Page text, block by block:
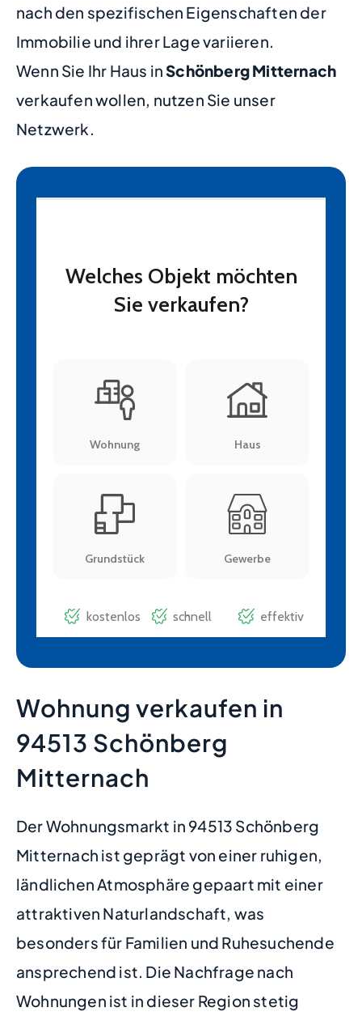
nach den spezifischen Eigenschaften der
Immobilie und ihrer Lage variieren.
Wenn Sie Ihr Haus inSchönberg Mitternach
verkaufen wollen, nutzen Sie unser
Netzwerk.
Wohnung verkaufen in
94513 Schönberg
Mitternach
Der Wohnungsmarkt in 94513 Schönberg
Mitternach ist geprägt von einer ruhigen,
ländlichen Atmosphäre gepaart mit einer
attraktiven Naturlandschaft, was
besonders für Familien und Ruhesuchende
ansprechend ist. Die Nachfrage nach
Wohnungen ist in dieser Region stetig